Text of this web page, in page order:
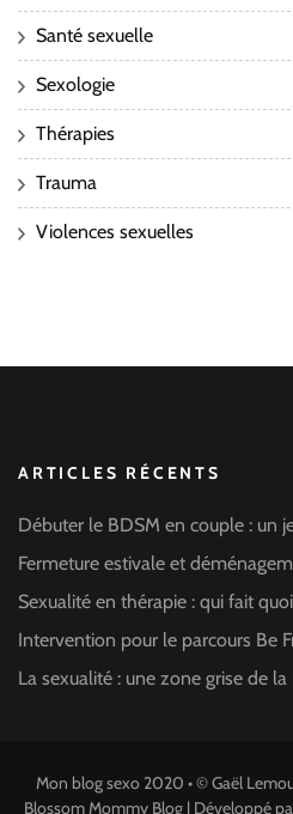
Santé sexuelle
Sexologie
Thérapies
Trauma
Violences sexuelles
ARTICLES RÉCENTS
Débuter le BDSM en couple : un
Fermeture estivale et
Sexualité en thérapie : qui fait
Intervention pour le parcours Be
La sexualité : une zone grise de
Mon blog sexo 2020 • ©Gaël
Blossom Mommy Blog | Développé